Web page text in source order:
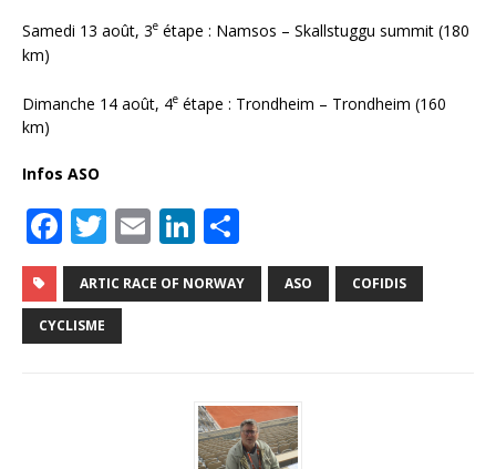
Samedi 13 août, 3e étape : Namsos – Skallstuggu summit (180
km)
Dimanche 14 août, 4e étape : Trondheim – Trondheim (160
km)
Infos ASO
F
a
c
e
T
w
it
te
E
m
ai
Li
n
k
n
ar
ta
r
ARTIC RACE OF NORWAY ASO COFIDIS
CYCLISME